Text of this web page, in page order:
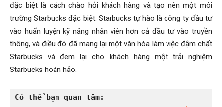
đặc biệt là cách chào hỏi khách hàng và tạo nên một môi
trường Starbucks đặc biệt. Starbucks tự hào là công ty đầu tư
vào huấn luyện kỹ năng nhân viên hơn cả đầu tư vào truyền
thông, và điều đó đã mang lại một văn hóa làm việc đậm chất
Starbucks và đem lại cho khách hàng một trải nghiệm
Starbucks hoàn hảo.
Có thể bạn quan tâm: